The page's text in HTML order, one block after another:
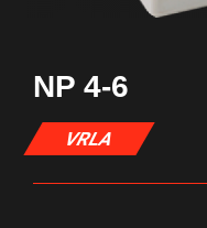
NP 4-6
VRLA